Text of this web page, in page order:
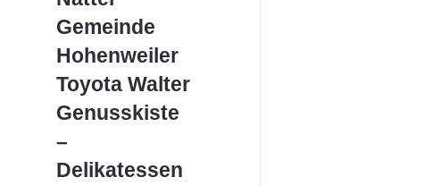
Gemeinde
Gemeinde
Hohenweiler
Toyota
Walter
Toyota Walter
Genusskiste
Delikatessen
vom
Genusskiste
–
Delikatessen